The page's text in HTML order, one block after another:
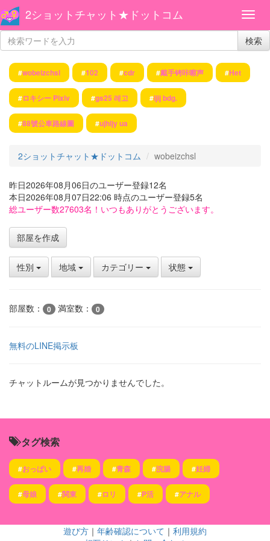
2ショットチャット★ドットコム
検索
#wobeizchsl #102 #cdr #戴手铐咔嚓声 #Het
#ロキシー Pixiv #gs25 레고 #ijij bdg.
#88號公車路線圖 #ujhljy ua
2ショットチャット★ドットコム wobeizchsl
昨日2026年08月06日のユーザー登録12名
本日2026年08月07日22:06 時点のユーザー登録5名
総ユーザー数27603名！いつもありがとうございます。
部屋を作成
性別 地域 カテゴリー 状態
部屋数： 0 満室数： 0
無料のLINE掲示板
チャットルームが見つかりませんでした。
タグ検索
#おっぱい #再婚 #青森 #浣腸 #妊婦
#母娘 #関東 #ロリ #P活 #アナル
遊び方 ｜ 年齢確認について ｜ 利用規約